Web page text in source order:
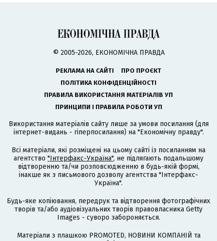
© 2005-2026, ЕКОНОМІЧНА ПРАВДА
РЕКЛАМА НА САЙТІ
ПРО ПРОЄКТ
ПОЛІТИКА КОНФІДЕНЦІЙНОСТІ
ПРАВИЛА ВИКОРИСТАННЯ МАТЕРІАЛІВ УП
ПРИНЦИПИ І ПРАВИЛА РОБОТИ УП
Використання матеріалів сайту лише за умови посилання (для
інтернет-видань - гіперпосилання) на "Економічну правду".
Всі матеріали, які розміщені на цьому сайті із посиланням на
агентство "Інтерфакс-Україна", не підлягають подальшому
відтворенню та/чи розповсюдженню в будь-якій формі,
інакше як з письмового дозволу агентства "Інтерфакс-
Україна".
Будь-яке копіювання, передрук та відтворення фотографічних
творів та/або аудіовізуальних творів правовласника Getty
Images - суворо забороняється.
Матеріали з плашкою PROMOTED, НОВИНИ КОМПАНІЙ та